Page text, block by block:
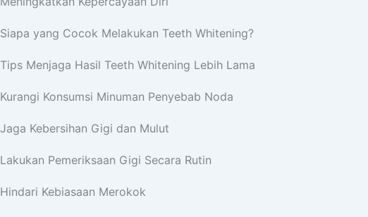
Siapa yang Cocok Melakukan Teeth Whitening?
Tips Menjaga Hasil Teeth Whitening Lebih Lama
Kurangi Konsumsi Minuman Penyebab Noda
Jaga Kebersihan Gigi dan Mulut
Lakukan Pemeriksaan Gigi Secara Rutin
Hindari Kebiasaan Merokok